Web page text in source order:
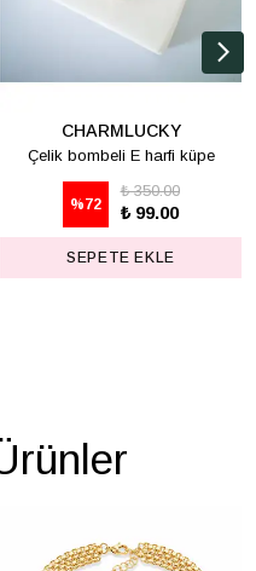
CHARMLUCKY
Çelik bombeli E harfi küpe
%72
₺ 350.00
₺ 99.00
SEPETE EKLE